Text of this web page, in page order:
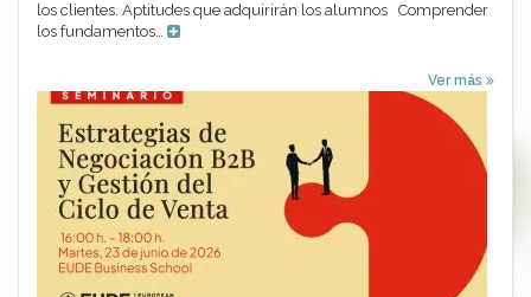
los clientes. Aptitudes que adquirirán los alumnos Comprender
los fundamentos…
Ver más